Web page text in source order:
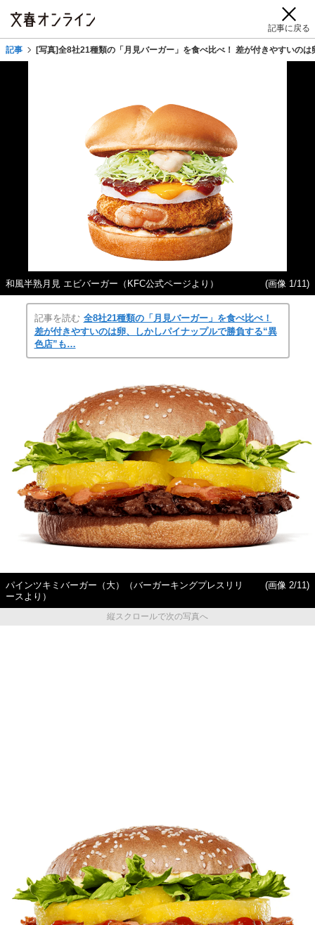
記事に戻る
記事 [写真]全8社21種類の「月見バーガー」を食べ比べ！ 差が付きやすいの
和風半熟月見 エビバーガー（KFC公式ページより） (画像 1/11)
記事を読む 全8社21種類の「月見バーガー」を食べ比べ！
差が付きやすいのは卵、しかしパイナップルで勝負する“異
色店”も…
パインツキミバーガー（大）（バーガーキングプレスリリ
ースより）
(画像 2/11)
縦スクロールで次の写真へ